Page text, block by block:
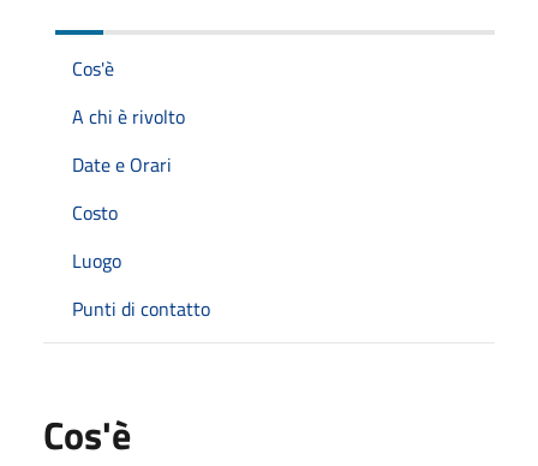
Cos'è
A chi è rivolto
Date e Orari
Costo
Luogo
Punti di contatto
Cos'è